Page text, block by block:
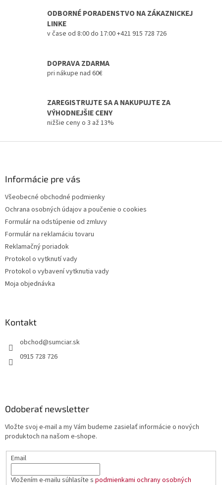
a
c
i
e
ý
p
i
u
a
i
ODBORNÉ PORADENSTVO NA ZÁKAZNICKEJ
LINKE
v čase od 8:00 do 17:00 +421 915 728 726
DOPRAVA ZDARMA
pri nákupe nad 60€
ZAREGISTRUJTE SA A NAKUPUJTE ZA
VÝHODNEJŠIE CENY
nižšie ceny o 3 až 13%
Informácie pre vás
Všeobecné obchodné podmienky
Ochrana osobných údajov a poučenie o cookies
Formulár na odstúpenie od zmluvy
Formulár na reklamáciu tovaru
Reklamačný poriadok
Protokol o vytknutí vady
Protokol o vybavení vytknutia vady
Moja objednávka
Kontakt
obchod@sumciar.sk
0915 728 726
Odoberať newsletter
Vložte svoj e-mail a my Vám budeme zasielať informácie o nových
produktoch na našom e-shope.
Email
Vložením e-mailu súhlasíte s podmienkami ochrany osobných